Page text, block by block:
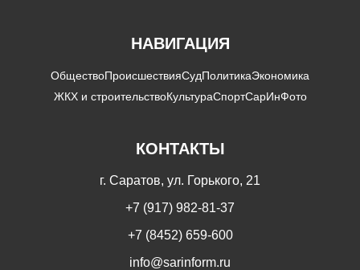
НАВИГАЦИЯ
ОбществоПроисшествияСудПолитикаЭкономика
ЖКХ и строительствоКультураСпортСарИнФото
КОНТАКТЫ
г. Саратов, ул. Горького, 21
+7 (917) 982-81-37
+7 (8452) 659-600
info@sarinform.ru